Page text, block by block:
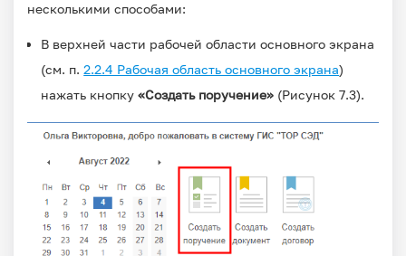
несколькими способами:
В верхней части рабочей области основного экрана
(см. п.2.2.4 Рабочая область основного экрана)
нажать кнопку«Создать поручение» (Рисунок 7.3).